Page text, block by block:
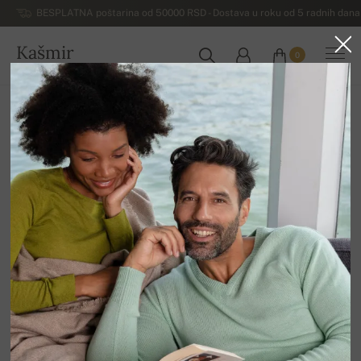
BESPLATNA poštarina od 50000 RSD - Dostava u roku od 5 radnih
Kašmir
SRBIJA
0
Početna
Luksuzni muški džemperi od kašmira
Muški kašmir Duvet
Lilian
100% Kašmir Duvet | Broj slojeva: 2
Tabela veličina
XS M L XL 2XL
Na lageru
DOSTUPNE BOJE